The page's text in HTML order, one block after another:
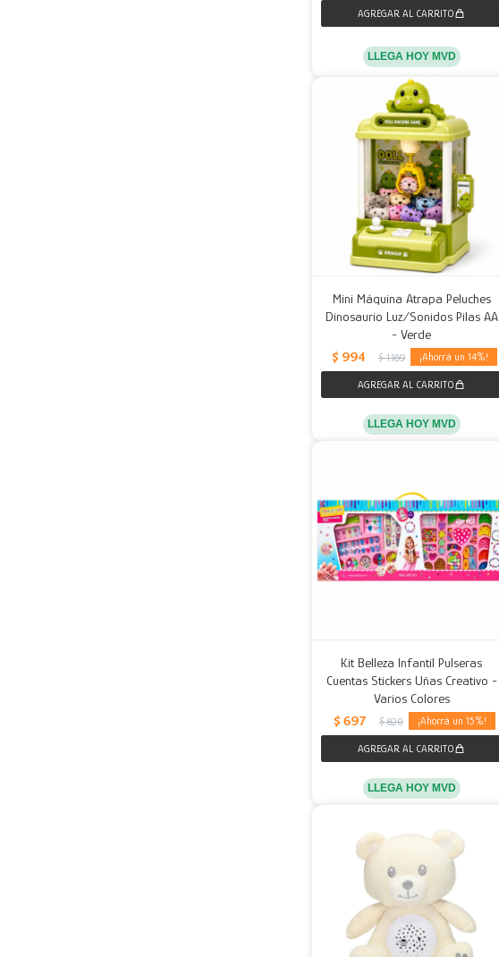
LLEGA HOY MVD
Mini Máquina Atrapa Peluches
Dinosaurio Luz/Sonidos Pilas AA
- Verde
$ 994 $ 1.169 14
LLEGA HOY MVD
Kit Belleza Infantil Pulseras
Cuentas Stickers Uñas Creativo -
Varios Colores
$ 697 $ 820 15
LLEGA HOY MVD